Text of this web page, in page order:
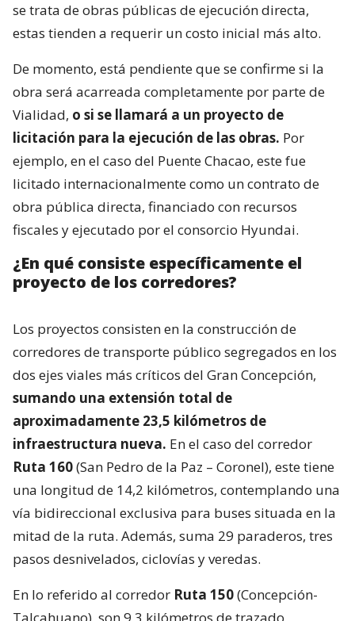
se trata de obras públicas de ejecución directa,
estas tienden a requerir un costo inicial más alto.
De momento, está pendiente que se confirme si la
obra será acarreada completamente por parte de
Vialidad, o si se llamará a un proyecto de
licitación para la ejecución de las obras. Por
ejemplo, en el caso del Puente Chacao, este fue
licitado internacionalmente como un contrato de
obra pública directa, financiado con recursos
fiscales y ejecutado por el consorcio Hyundai.
¿En qué consiste específicamente el
proyecto de los corredores?
Los proyectos consisten en la construcción de
corredores de transporte público segregados en los
dos ejes viales más críticos del Gran Concepción,
sumando una extensión total de
aproximadamente 23,5 kilómetros de
infraestructura nueva. En el caso del corredor
Ruta 160(San Pedro de la Paz – Coronel), este tiene
una longitud de 14,2 kilómetros, contemplando una
vía bidireccional exclusiva para buses situada en la
mitad de la ruta. Además, suma 29 paraderos, tres
pasos desnivelados, ciclovías y veredas.
En lo referido al corredor Ruta 150(Concepción-